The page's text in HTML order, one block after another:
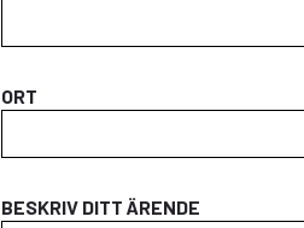
ORT
BESKRIV DITT ÄRENDE